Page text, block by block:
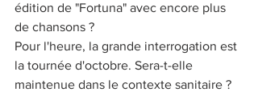
édition de "Fortuna" avec encore plus
de chansons ?
Pour l'heure, la grande interrogation est
la tournée d'octobre. Sera-t-elle
maintenue dans le contexte sanitaire ?